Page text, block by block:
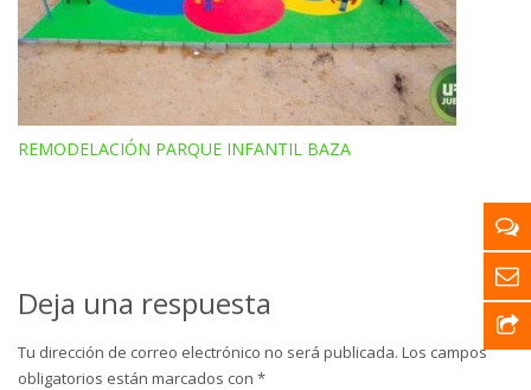
REMODELACIÓN PARQUE INFANTIL BAZA
Deja una respuesta
Tu dirección de correo electrónico no será publicada. Los campos
obligatorios están marcados con *